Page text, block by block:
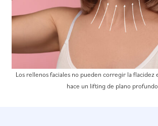
Los rellenos faciales no pueden corregir la
hace un lifting de plano